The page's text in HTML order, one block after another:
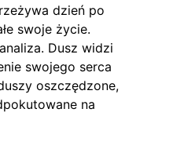
dzień po
swoje życie.
Dusz widzi
swojego serca
oszczędzone,
na